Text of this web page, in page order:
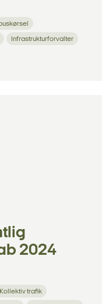
Infrastrukturforvalter
2024
Kollektiv trafik